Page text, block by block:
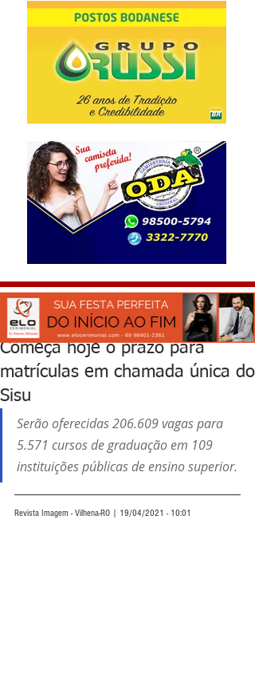
Começa hoje o prazo para
matrículas em chamada única do
Sisu
Serão oferecidas 206.609 vagas para
5.571 cursos de graduação em 109
instituições públicas de ensino superior.
Revista Imagem - Vilhena-RO | 19/04/2021 - 10:01